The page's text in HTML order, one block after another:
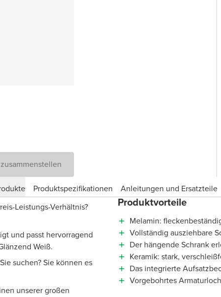
Produktspezifikationen Anleitungen und Ersatzteile
Leistungs-Verhältnis?
und passt hervorragend
Weiß.
suchen? Sie können es
unserer großen
Produktvorteile
Melamin:
Vollständig ausziehbare
Der hängende Schrank
Keramik: stark,
Das integrierte
Vorgebohrtes